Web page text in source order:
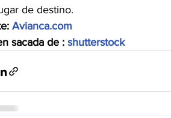
de destino.
Avianca.com
sacada de : shutterstock